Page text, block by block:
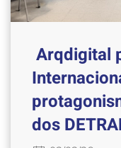
Arqdigital
dos